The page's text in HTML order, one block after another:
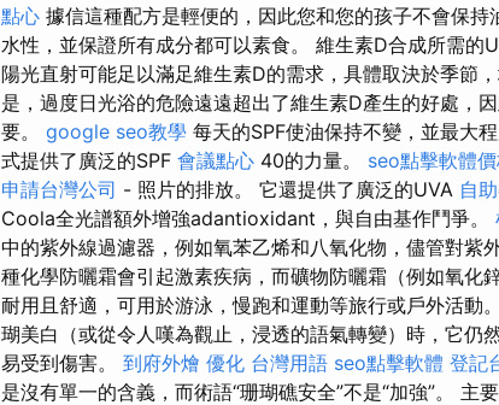
點心 據信這種配方是輕便的，因此您和您的孩子不會保持
水性，並保證所有成分都可以素食。 維生素D合成所需的
陽光直射可能足以滿足維生素D的需求，具體取決於季節
是，過度日光浴的危險遠遠超出了維生素D產生的好處，
要。 google seo教學 每天的SPF使油保持不變，並最大
式提供了廣泛的SPF 會議點心 40的力量。 seo點擊軟體
申請台灣公司 - 照片的排放。 它還提供了廣泛的UVA 自
Coola全光譜額外增強adantioxidant，與自由基作鬥爭。
中的紫外線過濾器，例如氧苯乙烯和八氧化物，儘管對紫
種化學防曬霜會引起激素疾病，而礦物防曬霜（例如氧化
耐用且舒適，可用於游泳，慢跑和運動等旅行或戶外活動。
瑚美白（或從令人嘆為觀止，浸透的語氣轉變）時，它仍
易受到傷害。 到府外燴 優化 台灣用語 seo點擊軟體 登記
是沒有單一的含義，而術語“珊瑚礁安全”不是“加強”。